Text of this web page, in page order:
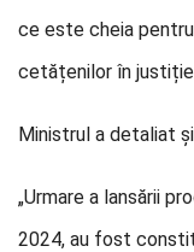
ce este cheia
cetățenilor în
Ministrul a detaliat
„Urmare a lansării
2024, au fost